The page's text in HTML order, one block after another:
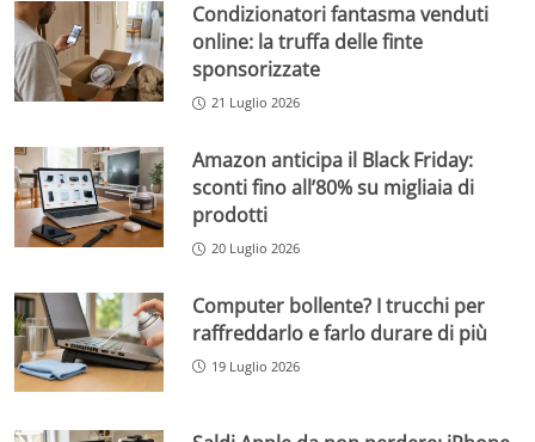
Condizionatori fantasma venduti
online: la truffa delle finte
sponsorizzate
21 Luglio 2026
Amazon anticipa il Black Friday:
sconti fino all’80% su migliaia di
prodotti
20 Luglio 2026
Computer bollente? I trucchi per
raffreddarlo e farlo durare di più
19 Luglio 2026